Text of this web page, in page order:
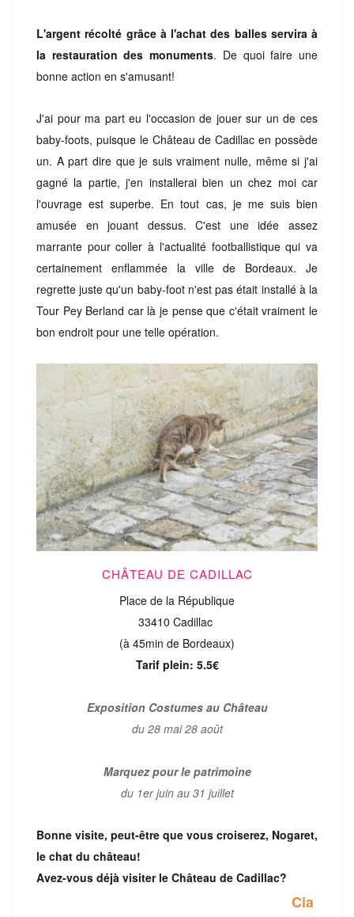
L'argent récolté grâce à l'achat des balles servira à
la restauration des monuments. De quoi faire une
bonne action en s'amusant!
J'ai pour ma part eu l'occasion de jouer sur un de ces
baby-foots, puisque le Château de Cadillac en possède
un. A part dire que je suis vraiment nulle, même si j'ai
gagné la partie, j'en installerai bien un chez moi car
l'ouvrage est superbe. En tout cas, je me suis bien
amusée en jouant dessus. C'est une idée assez
marrante pour coller à l'actualité footballistique qui va
certainement enflammée la ville de Bordeaux. Je
regrette juste qu'un baby-foot n'est pas était installé à la
Tour Pey Berland car là je pense que c'était vraiment le
bon endroit pour une telle opération.
CHÂTEAU DE CADILLAC
Place de la République
33410 Cadillac
(à 45min de Bordeaux)
Tarif plein: 5.5€
Exposition Costumes au Château
du 28 mai 28 août
Marquez pour le patrimoine
du 1er juin au 31 juillet
Bonne visite, peut-être que vous croiserez, Nogaret,
le chat du château!
Avez-vous déjà visiter le Château de Cadillac?
Cia